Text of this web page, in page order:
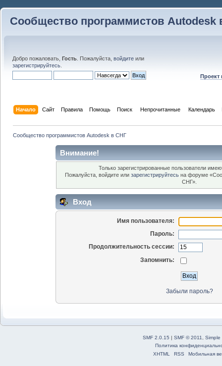
Сообщество программистов Autodesk
Добро пожаловать, Гость . Пожалуйста, войдите или
зарегистрируйтесь
Проект
Начало Сайт Правила Помощь Поиск Непрочитанные Календарь
Сообщество программистов Autodesk в СНГ
Внимание!
Только зарегистрированные пользователи
Пожалуйста, войдите или зарегистрируйтесь на форуме
СНГ».
Вход
Имя пользователя:
Пароль:
Продолжительность сессии:
Запомнить:
Забыли пароль?
SMF 2.0.15 | SMF © 2011
Simple
Политика
XHTML
RSS Мобильная